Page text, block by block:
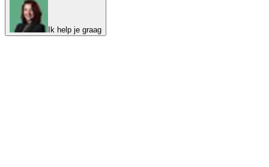
Ik help je graag